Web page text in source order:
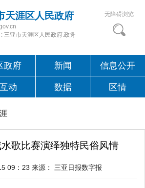
天涯区人民政府
三亚市天涯区人民政府.政务
无障碍浏览
政府 新闻 信息公开
互动 数据 区情
歌比赛演绎独特民俗风情
09：23 来源： 三亚日报数字报